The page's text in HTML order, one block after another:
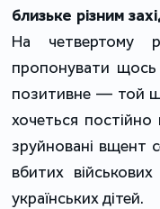
близьке різним
На четвертому
пропонувати
позитивне — той
хочеться
зруйновані вщент
вбитих
українських дітей.